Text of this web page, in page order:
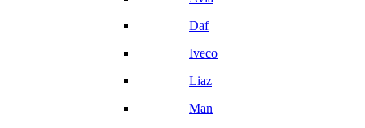
Daf
Iveco
Liaz
Man